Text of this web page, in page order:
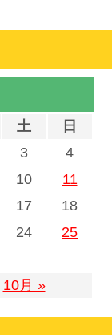
土 日
10月 »
3
4
10
11
17
18
24
25